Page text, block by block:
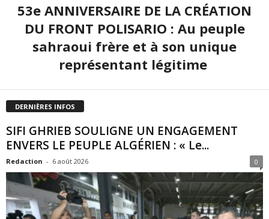
53e ANNIVERSAIRE DE LA CRÉATION
DU FRONT POLISARIO : Au peuple
sahraoui frère et à son unique
représentant légitime
DERNIÈRES INFOS
SIFI GHRIEB SOULIGNE UN ENGAGEMENT
ENVERS LE PEUPLE ALGÉRIEN : « Le...
Redaction - 6 août 2026 0